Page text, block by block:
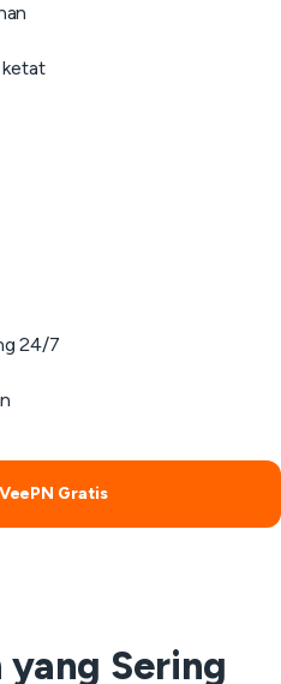
ketat
24/7
Gratis
yang Sering